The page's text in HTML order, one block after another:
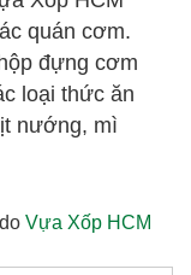
quán cơm.
đựng cơm
loại thức ăn
nướng, mì
Vựa Xốp HCM